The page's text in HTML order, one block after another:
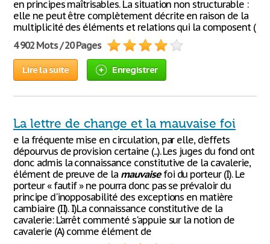
en principes maîtrisables. La situation non structurable :
elle ne peut être complètement décrite en raison de la
multiplicité des éléments et relations qui la composent (
4 902 Mots / 20 Pages
Lire la suite Enregistrer
La lettre de change et la mauvaise foi
e la fréquente mise en circulation, par elle, d'effets
dépourvus de provision certaine (...). Les juges du fond ont
donc admis la connaissance constitutive de la cavalerie,
élément de preuve de la mauvaisefoi du porteur (I). Le
porteur « fautif » ne pourra donc pas se prévaloir du
principe d'inopposabilité des exceptions en matière
cambiaire (II). I)La connaissance constitutive de la
cavalerie: L'arrêt commenté s'appuie sur la notion de
cavalerie (A) comme élément de